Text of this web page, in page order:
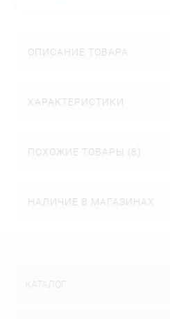
ОПИСАНИЕ ТОВАРА
ХАРАКТЕРИСТИКИ
ПОХОЖИЕ ТОВАРЫ (8)
НАЛИЧИЕ В МАГАЗИНАХ
КАТАЛОГ